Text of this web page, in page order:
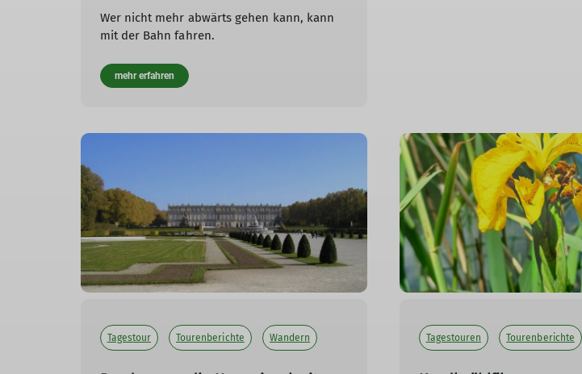
Wer nicht mehr abwärts gehen kann, kann
mit der Bahn fahren.
mehr erfahren
Tagestour Tourenberichte Wandern Tagestouren Tourenberichte